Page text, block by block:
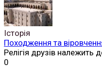
Історія
Походження та
Релігія друзів належить
0